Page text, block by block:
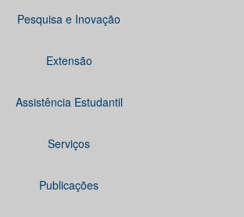
Pesquisa e Inovação
Extensão
Assistência Estudantil
Serviços
Publicações